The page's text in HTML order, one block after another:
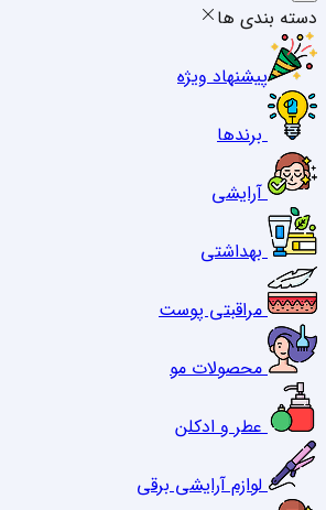
دسته بندی ها
پیشنهاد ویژه
برندها
آرایشی
بهداشتی
مراقبتی پوست
محصولات مو
عطر و ادکلن
لوازم آرایشی برقی